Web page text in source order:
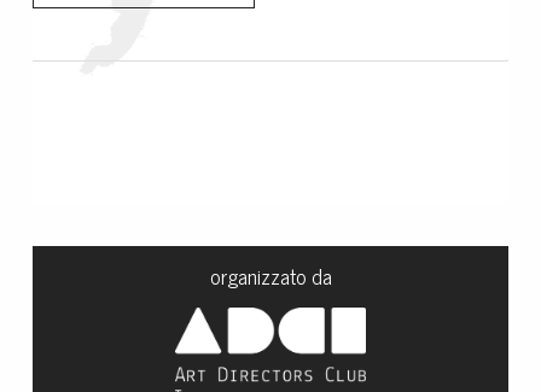
organizzato da